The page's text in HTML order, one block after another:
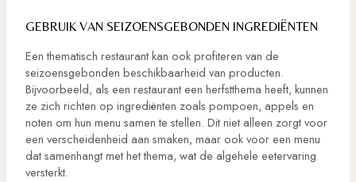
GEBRUIK VAN SEIZOENSGEBONDEN INGREDIËNTEN
Een thematisch restaurant kan ook profiteren van de
seizoensgebonden beschikbaarheid van producten.
Bijvoorbeeld, als een restaurant een herfstthema heeft, kunnen
ze zich richten op ingrediënten zoals pompoen, appels en
noten om hun menu samen te stellen. Dit niet alleen zorgt voor
een verscheidenheid aan smaken, maar ook voor een menu
dat samenhangt met het thema, wat de algehele eetervaring
versterkt.